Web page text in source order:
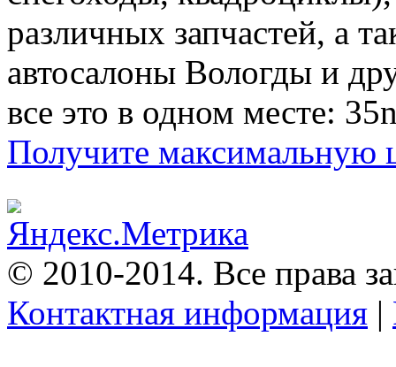
различных запчастей, а
автосалоны Вологды и
все это в одном месте:
Получите максимальную
© 2010-2014. Все права
Контактная информация |